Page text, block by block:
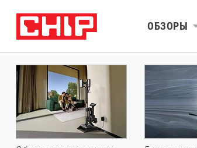
ОБЗОРЫ